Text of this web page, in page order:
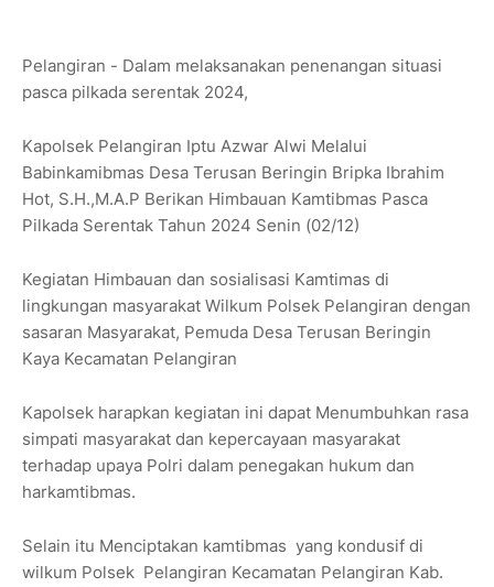
Pelangiran - Dalam melaksanakan penenangan situasi
pasca pilkada serentak 2024,
Kapolsek Pelangiran Iptu Azwar Alwi Melalui
Babinkamibmas Desa Terusan Beringin Bripka Ibrahim
Hot, S.H.,M.A.P Berikan Himbauan Kamtibmas Pasca
Pilkada Serentak Tahun 2024 Senin (02/12)
Kegiatan Himbauan dan sosialisasi Kamtimas di
lingkungan masyarakat Wilkum Polsek Pelangiran dengan
sasaran Masyarakat, Pemuda Desa Terusan Beringin
Kaya Kecamatan Pelangiran
Kapolsek harapkan kegiatan ini dapat Menumbuhkan rasa
simpati masyarakat dan kepercayaan masyarakat
terhadap upaya Polri dalam penegakan hukum dan
harkamtibmas.
Selain itu Menciptakan kamtibmas yang kondusif di
wilkum Polsek Pelangiran Kecamatan Pelangiran Kab.